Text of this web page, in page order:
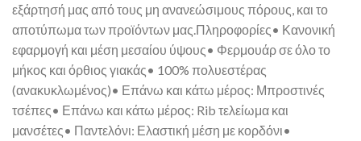
εξάρτησή μας από τους μη ανανεώσιμους πόρους, και το
αποτύπωμα των προϊόντων μας.Πληροφορίες• Κανονική
εφαρμογή και μέση μεσαίου ύψους• Φερμουάρ σε όλο το
μήκος και όρθιος γιακάς• 100% πολυεστέρας
(ανακυκλωμένος)• Επάνω και κάτω μέρος: Μπροστινές
τσέπες• Επάνω και κάτω μέρος: Rib τελείωμα και
μανσέτες• Παντελόνι: Ελαστική μέση με κορδόνι•